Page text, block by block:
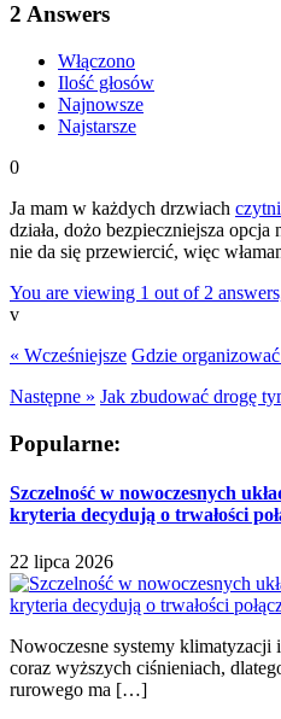
2 Answers
Włączono
Ilość głosów
Najnowsze
Najstarsze
0
Ja mam w każdych drzwiach
działa, dożo bezpieczniejsza
nie da się przewiercić, więc
You are viewing 1 out of 2
v
« Wcześniejsze Gdzie
Następne » Jak zbudować drogę
Popularne:
Szczelność w nowoczesnych
kryteria decydują o trwałości
22 lipca 2026
Nowoczesne systemy klimatyzacji
coraz wyższych ciśnieniach,
rurowego ma […]